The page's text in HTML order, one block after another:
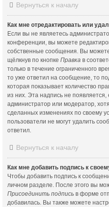
Вернуться к началу
Как мне отредактировать или
Если вы не являетесь
конференции, вы можете
собственные сообщения. Вы
щёлкнув по кнопке Правка в
только в течение ограниченного
то уже ответил на сообщение, то
которая показывает количество
из них. Эта надпись не
администратор или модератор,
сделанных изменениях по своему
пользователи не могут удалить
ответил.
Вернуться к началу
Как мне добавить подпись к
Чтобы добавить подпись к
личном разделе. После этого вы
Присоединить подпись в форме
добавилась. Вы также можете